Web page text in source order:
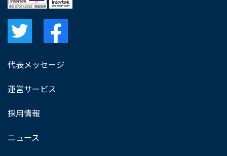
代表メッセージ
運営サービス
採用情報
ニュース